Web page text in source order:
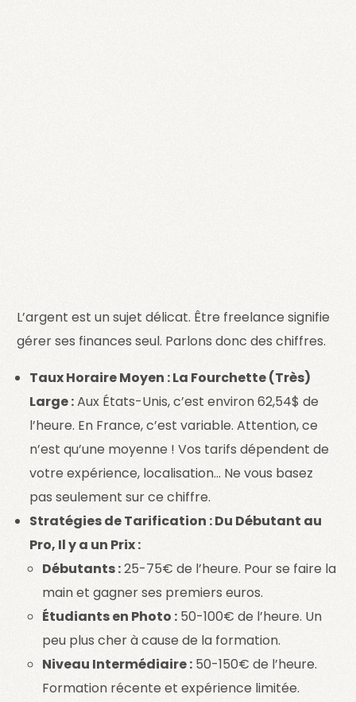
L’argent est un sujet délicat. Être freelance signifie
gérer ses finances seul. Parlons donc des chiffres.
Taux Horaire Moyen : La Fourchette (Très)
Large :Aux États-Unis, c’est environ 62,54$ de
l’heure. En France, c’est variable. Attention, ce
n’est qu’une moyenne ! Vos tarifs dépendent de
votre expérience, localisation… Ne vous basez
pas seulement sur ce chiffre.
Stratégies de Tarification : Du Débutant au
Pro, Il y a un Prix :
Débutants :25-75€ de l’heure. Pour se faire la
main et gagner ses premiers euros.
Étudiants en Photo : 50-100€ de l’heure. Un
peu plus cher à cause de la formation.
Niveau Intermédiaire : 50-150€ de l’heure.
Formation récente et expérience limitée.